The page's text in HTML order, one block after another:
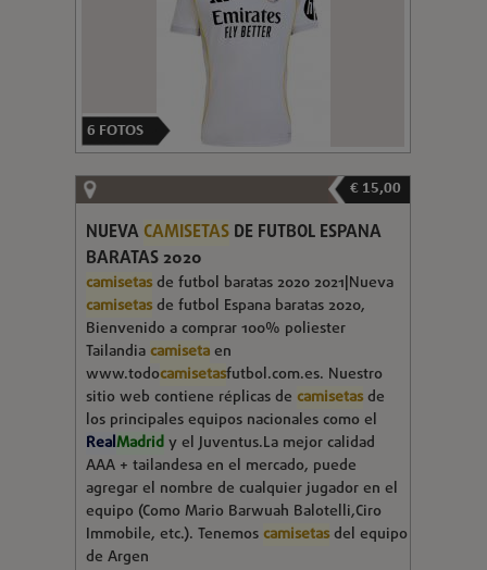
6 FOTOS
€ 15,00
NUEVA CAMISETASDE FUTBOL ESPANA
BARATAS 2020
camisetasde futbol baratas 2020 2021|Nueva
camisetasde futbol Espana baratas 2020,
Bienvenido a comprar 100% poliester
Tailandiacamisetaen
www.todocamisetasfutbol.com.es. Nuestro
sitio web contiene réplicas de camisetasde
los principales equipos nacionales como el
RealMadridy el Juventus.La mejor calidad
AAA + tailandesa en el mercado, puede
agregar el nombre de cualquier jugador en el
equipo (Como Mario Barwuah Balotelli,Ciro
Immobile, etc.). Tenemoscamisetasdel equipo
de Argen